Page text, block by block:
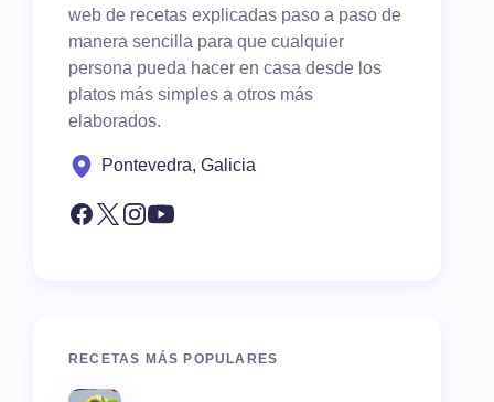
web de recetas explicadas paso a paso de
manera sencilla para que cualquier
persona pueda hacer en casa desde los
platos más simples a otros más
elaborados.
Pontevedra, Galicia
RECETAS MÁS POPULARES